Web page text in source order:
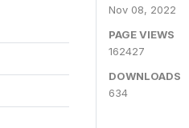
Nov 08, 2022
PAGE VIEWS
162427
DOWNLOADS
634